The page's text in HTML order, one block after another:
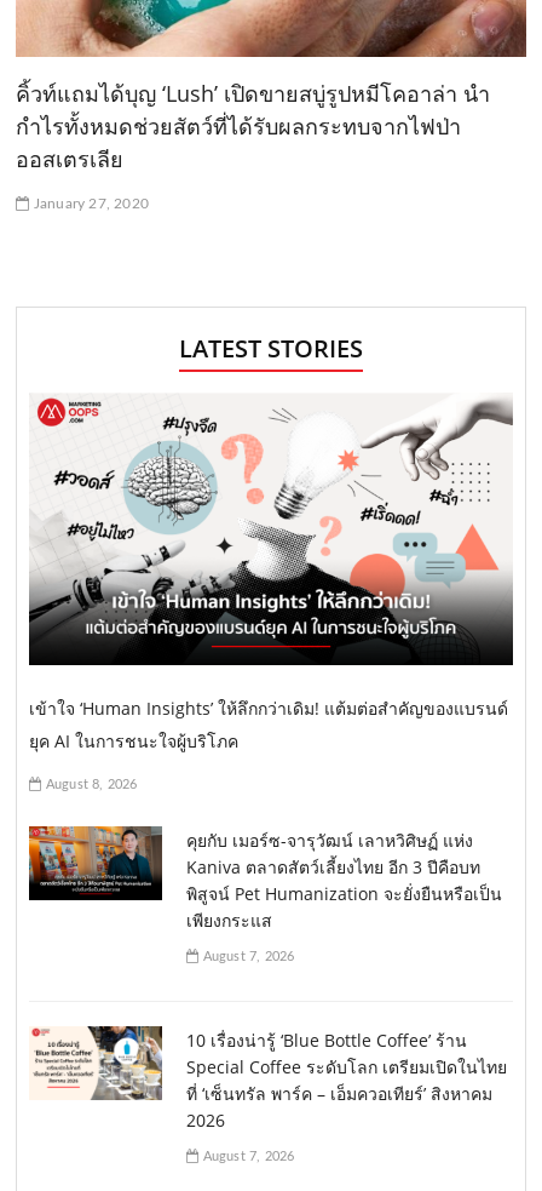
คิ้วท์แถมได้บุญ ‘Lush’ เปิดขายสบู่รูปหมีโคอาล่า นำ
กำไรทั้งหมดช่วยสัตว์ที่ได้รับผลกระทบจากไฟป่า
ออสเตรเลีย
January 27, 2020
LATEST STORIES
เข้าใจ ‘Human Insights’ ให้ลึกกว่าเดิม! แต้มต่อสำคัญของแบรนด์
ยุค AI ในการชนะใจผู้บริโภค
August 8, 2026
คุยกับ เมอร์ซ-จารุวัฒน์ เลาหวิศิษฏ์ แห่ง
Kaniva ตลาดสัตว์เลี้ยงไทย อีก 3 ปีคือบท
พิสูจน์ Pet Humanization จะยั่งยืนหรือเป็น
เพียงกระแส
August 7, 2026
10 เรื่องน่ารู้ ‘Blue Bottle Coffee’ ร้าน
Special Coffee ระดับโลก เตรียมเปิดในไทย
ที่ ‘เซ็นทรัล พาร์ค – เอ็มควอเทียร์’ สิงหาคม
2026
August 7, 2026